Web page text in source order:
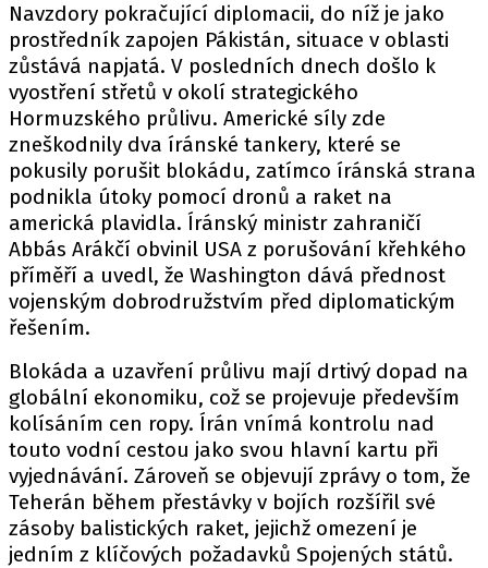
Navzdory pokračující diplomacii, do níž je jako
prostředník zapojen Pákistán, situace v oblasti
zůstává napjatá. V posledních dnech došlo k
vyostření střetů v okolí strategického
Hormuzského průlivu. Americké síly zde
zneškodnily dva íránské tankery, které se
pokusily porušit blokádu, zatímco íránská strana
podnikla útoky pomocí dronů a raket na
americká plavidla. Íránský ministr zahraničí
Abbás Arákčí obvinil USA z porušování křehkého
příměří a uvedl, že Washington dává přednost
vojenským dobrodružstvím před diplomatickým
řešením.
Blokáda a uzavření průlivu mají drtivý dopad na
globální ekonomiku, což se projevuje především
kolísáním cen ropy. Írán vnímá kontrolu nad
touto vodní cestou jako svou hlavní kartu při
vyjednávání. Zároveň se objevují zprávy o tom, že
Teherán během přestávky v bojích rozšířil své
zásoby balistických raket, jejichž omezení je
jedním z klíčových požadavků Spojených států.